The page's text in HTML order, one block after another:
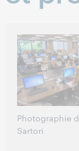
Photographie
Sartori